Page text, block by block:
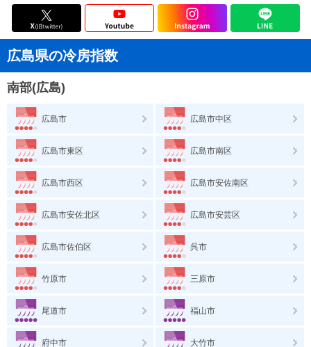
広島県の冷房指数
南部(広島)
広島市 広島市中区
広島市東区 広島市南区
広島市西区 広島市安佐南区
広島市安佐北区 広島市安芸区
広島市佐伯区 呉市
竹原市 三原市
尾道市 福山市
府中市 大竹市